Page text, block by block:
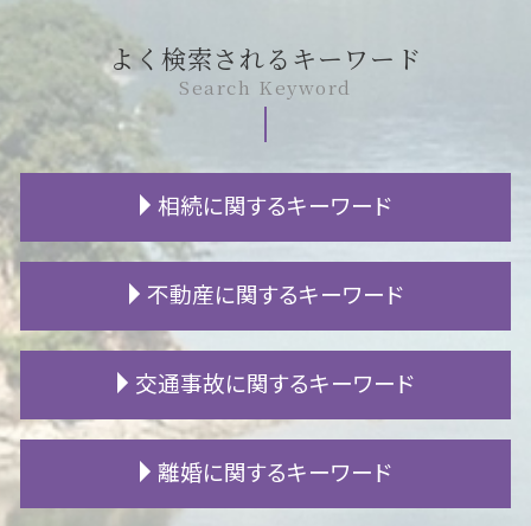
よく検索されるキーワード
Search Keyword
相続に関するキーワード
限定承認 単純承認
相続人 行方不明
遺留分 割合
不当利得返還請求 時効
相続財産調査 自分で
株 相続
不動産に関するキーワード
土地 境界 トラブル
賃貸 退去費用
騒音 仕返し
家賃 滞納
交通事故に関するキーワード
高次脳機能障害 手帳
交通事故 損害賠償
離婚に関するキーワード